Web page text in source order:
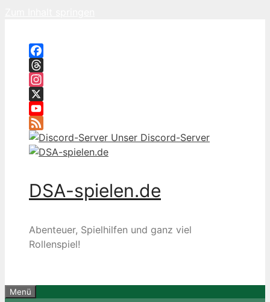
Facebook
Threads
Instagram
X
YouTube
Feed
Unser Discord-Server
DSA-spielen.de
Abenteuer, Spielhilfen und ganz viel
Rollenspiel!
Menü